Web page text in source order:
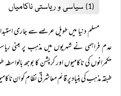
(1) سیاسی و ریاستی ناکامیاں
مسلم دنیا میں طویل عرصے سے جاری
عدم فراہمی نے شہریوں میں مذہب پر مبنی
حکمرانوں کی ناکامیوں اور کرپشن کا بوجھ
طبقہ مذہب کی بنیاد پر قائم معاشرتی نظام کو ان